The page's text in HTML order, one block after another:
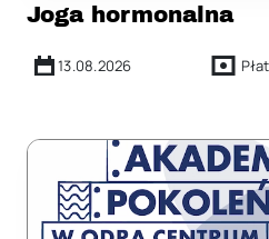
Joga hormonalna
13.08.2026